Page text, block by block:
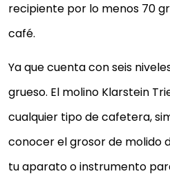
recipiente por lo menos 70
café.
Ya que cuenta con seis
grueso. El molino Klarstein
cualquier tipo de cafetera,
conocer el grosor de molido
tu aparato o instrumento